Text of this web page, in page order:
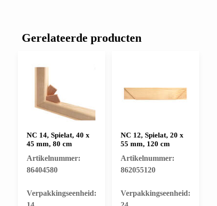
Gerelateerde producten
NC 14, Spielat, 40 x
45 mm, 80 cm
Artikelnummer:
86404580
​Verpakkingseenheid:
NC 12, Spielat, 20 x
55 mm, 120 cm
Artikelnummer:
862055120
​Verpakkingseenheid: